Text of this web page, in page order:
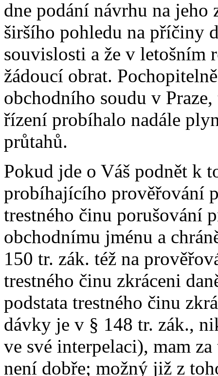
dne podání návrhu na jeho
širšího pohledu na příčiny
souvislosti a že v letošním
žádoucí obrat.
obchodního soudu v
řízení probíhalo nadále
průtahů.
Pokud jde o Váš podnět k
probíhajícího prověřování
trestného činu porušování
obchodnímu jménu a
150 tr. zák. též na
trestného činu zkráceni
podstata trestného činu
dávky je v § 148 tr. zák.,
ve své interpelaci), mam
není dobře; možný již z